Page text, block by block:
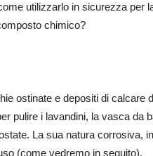
utilizzarlo in sicurezza per
chimico?
ostinate e depositi di calcare
pulire i lavandini, la vasca da
La sua natura corrosiva,
(come vedremo in seguito).